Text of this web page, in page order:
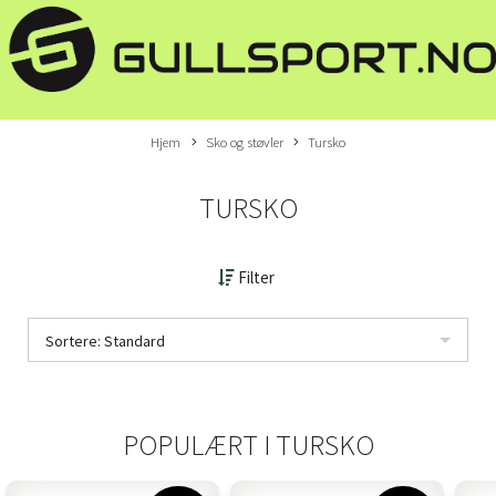
Hjem Sko og støvler Tursko
TURSKO
Filter
Sortere: Standard
POPULÆRT I TURSKO